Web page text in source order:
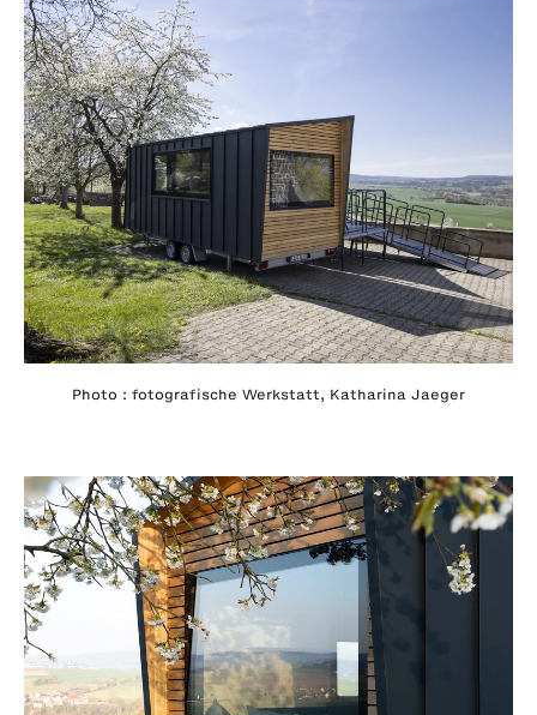
Photo : fotografische Werkstatt, Katharina Jaeger